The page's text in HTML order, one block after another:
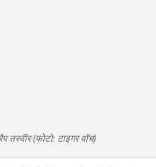
तस्वीर (फोटो: टाइगर वॉच)